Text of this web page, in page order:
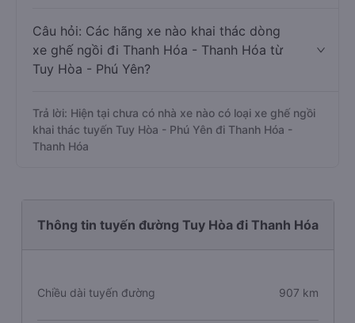
Câu hỏi: Các hãng xe nào khai thác dòng
xe ghế ngồi đi Thanh Hóa - Thanh Hóa từ
Tuy Hòa - Phú Yên?
Trả lời: Hiện tại chưa có nhà xe nào có loại xe ghế ngồi
khai thác tuyến Tuy Hòa - Phú Yên đi Thanh Hóa -
Thanh Hóa
Thông tin tuyến đường Tuy Hòa đi Thanh Hóa
Chiều dài tuyến đường 907 km